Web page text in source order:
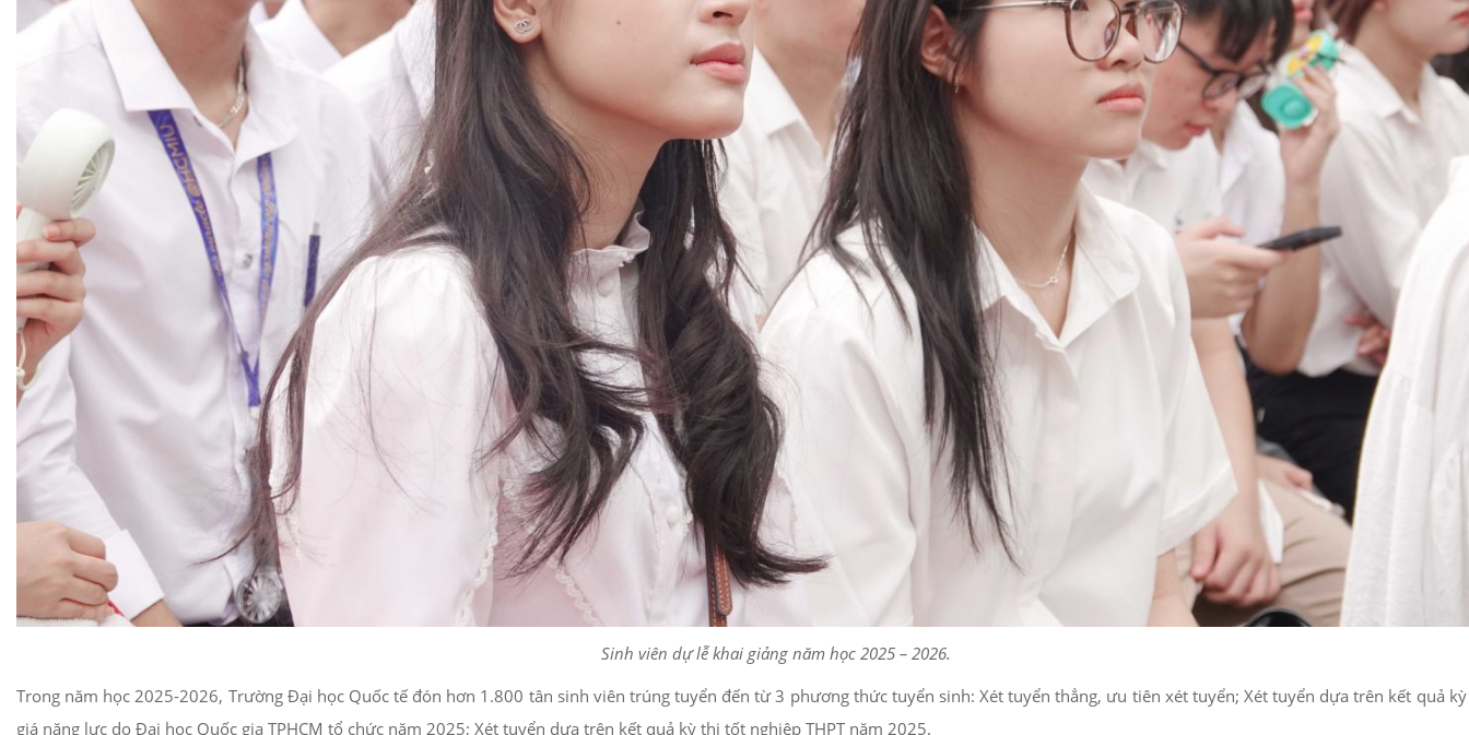
Sinh viên dự lễ khai giảng năm học 2025 – 2026.
Trong năm học 2025-2026, Trường Đại học Quốc tế đón hơn 1.800 tân sinh viên trúng tuyển đến từ 3 phương thức tuyển sinh: Xét tuyển thẳng, ưu tiên xét tuyển; Xét tuyển dựa trên kết quả
giá năng lực do Đại học Quốc gia TPHCM tổ chức năm 2025; Xét tuyển dựa trên kết quả kỳ thi tốt nghiệp THPT năm 2025.